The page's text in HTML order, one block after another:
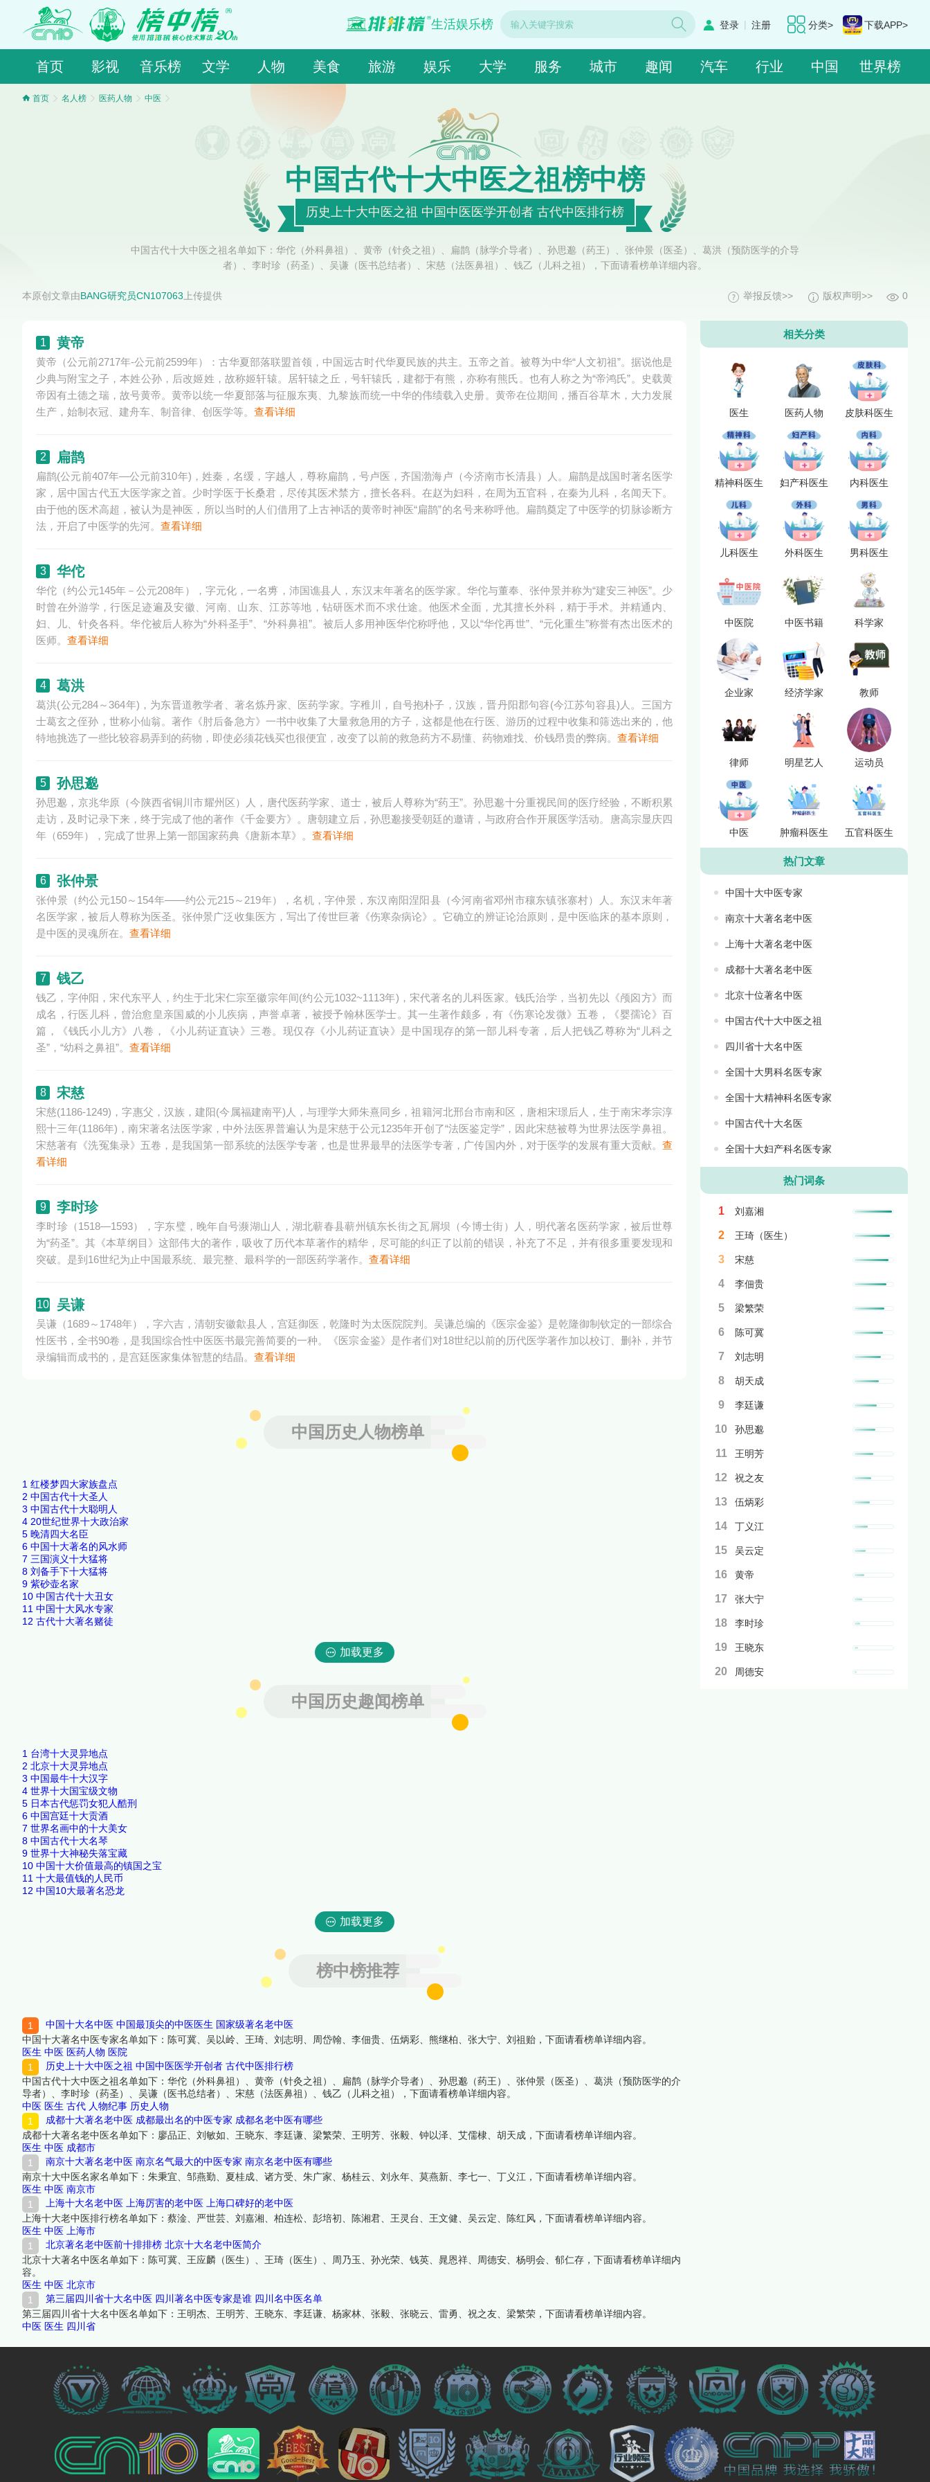
分类> 下载APP>
登录 | 注册
生活娱乐榜
首页 影视 音乐榜 文学 人物 美食 旅游 娱乐 大学 服务 城市 趣闻 汽车 行业 中国 世界榜
首页 名人榜 医药人物 中医
中国古代十大中医之祖榜中榜
历史上十大中医之祖 中国中医医学开创者 古代中医排行榜
中国古代十大中医之祖名单如下：华佗（外科鼻祖）、黄帝（针灸之祖）、扁鹊（脉学介导者）、孙思邈（药王）、张仲景（医圣）、葛洪（预防医学的介导
者）、李时珍（药圣）、吴谦（医书总结者）、宋慈（法医鼻祖）、钱乙（儿科之祖），下面请看榜单详细内容。
本原创文章由BANG研究员CN107063上传提供 0
版权声明>>
举报反馈>>
1 黄帝
黄帝（公元前2717年-公元前2599年）：古华夏部落联盟首领，中国远古时代华夏民族的共主。五帝之首。被尊为中华“人文初祖”。据说他是
少典与附宝之子，本姓公孙，后改姬姓，故称姬轩辕。居轩辕之丘，号轩辕氏，建都于有熊，亦称有熊氏。也有人称之为“帝鸿氏”。史载黄
帝因有土德之瑞，故号黄帝。黄帝以统一华夏部落与征服东夷、九黎族而统一中华的伟绩载入史册。黄帝在位期间，播百谷草木，大力发展
生产，始制衣冠、建舟车、制音律、创医学等。 查看详细
2 扁鹊
扁鹊(公元前407年—公元前310年)，姓秦，名缓，字越人，尊称扁鹊，号卢医，齐国渤海卢（今济南市长清县）人。扁鹊是战国时著名医学
家，居中国古代五大医学家之首。少时学医于长桑君，尽传其医术禁方，擅长各科。在赵为妇科，在周为五官科，在秦为儿科，名闻天下。
由于他的医术高超，被认为是神医，所以当时的人们借用了上古神话的黄帝时神医“扁鹊”的名号来称呼他。扁鹊奠定了中医学的切脉诊断方
法，开启了中医学的先河。 查看详细
3 华佗
华佗（约公元145年－公元208年），字元化，一名旉，沛国谯县人，东汉末年著名的医学家。华佗与董奉、张仲景并称为“建安三神医”。少
时曾在外游学，行医足迹遍及安徽、河南、山东、江苏等地，钻研医术而不求仕途。他医术全面，尤其擅长外科，精于手术。并精通内、
妇、儿、针灸各科。华佗被后人称为“外科圣手”、“外科鼻祖”。被后人多用神医华佗称呼他，又以“华佗再世”、“元化重生”称誉有杰出医术的
医师。 查看详细
4 葛洪
葛洪(公元284～364年)，为东晋道教学者、著名炼丹家、医药学家。字稚川，自号抱朴子，汉族，晋丹阳郡句容(今江苏句容县)人。三国方
士葛玄之侄孙，世称小仙翁。著作《肘后备急方》一书中收集了大量救急用的方子，这都是他在行医、游历的过程中收集和筛选出来的，他
特地挑选了一些比较容易弄到的药物，即使必须花钱买也很便宜，改变了以前的救急药方不易懂、药物难找、价钱昂贵的弊病。 查看详细
5 孙思邈
孙思邈，京兆华原（今陕西省铜川市耀州区）人，唐代医药学家、道士，被后人尊称为“药王”。孙思邈十分重视民间的医疗经验，不断积累
走访，及时记录下来，终于完成了他的著作《千金要方》。唐朝建立后，孙思邈接受朝廷的邀请，与政府合作开展医学活动。唐高宗显庆四
年（659年），完成了世界上第一部国家药典《唐新本草》。 查看详细
6 张仲景
张仲景（约公元150～154年——约公元215～219年），名机，字仲景，东汉南阳涅阳县（今河南省邓州市穰东镇张寨村）人。东汉末年著
名医学家，被后人尊称为医圣。张仲景广泛收集医方，写出了传世巨著《伤寒杂病论》。它确立的辨证论治原则，是中医临床的基本原则，
是中医的灵魂所在。 查看详细
7 钱乙
钱乙，字仲阳，宋代东平人，约生于北宋仁宗至徽宗年间(约公元1032~1113年)，宋代著名的儿科医家。钱氏治学，当初先以《颅囟方》而
成名，行医儿科，曾治愈皇亲国威的小儿疾病，声誉卓著，被授予翰林医学士。其一生著作颇多，有《伤寒论发微》五卷，《婴孺论》百
篇，《钱氏小儿方》八卷，《小儿药证直诀》三卷。现仅存《小儿药证直诀》是中国现存的第一部儿科专著，后人把钱乙尊称为“儿科之
圣”，“幼科之鼻祖”。 查看详细
8 宋慈
宋慈(1186-1249)，字惠父，汉族，建阳(今属福建南平)人，与理学大师朱熹同乡，祖籍河北邢台市南和区，唐相宋璟后人，生于南宋孝宗淳
熙十三年(1186年)，南宋著名法医学家，中外法医界普遍认为是宋慈于公元1235年开创了“法医鉴定学”，因此宋慈被尊为世界法医学鼻祖。
宋慈著有《洗冤集录》五卷，是我国第一部系统的法医学专著，也是世界最早的法医学专著，广传国内外，对于医学的发展有重大贡献。 查
看详细
9 李时珍
李时珍（1518—1593），字东璧，晚年自号濒湖山人，湖北蕲春县蕲州镇东长街之瓦屑坝（今博士街）人，明代著名医药学家，被后世尊
为“药圣”。其《本草纲目》这部伟大的著作，吸收了历代本草著作的精华，尽可能的纠正了以前的错误，补充了不足，并有很多重要发现和
突破。是到16世纪为止中国最系统、最完整、最科学的一部医药学著作。 查看详细
10 吴谦
吴谦（1689～1748年），字六吉，清朝安徽歙县人，宫廷御医，乾隆时为太医院院判。吴谦总编的《医宗金鉴》是乾隆御制钦定的一部综合
性医书，全书90卷，是我国综合性中医医书最完善简要的一种。《医宗金鉴》是作者们对18世纪以前的历代医学著作加以校订、删补，并节
录编辑而成书的，是宫廷医家集体智慧的结晶。 查看详细
中国历史人物榜单
1 红楼梦四大家族盘点
2 中国古代十大圣人
3 中国古代十大聪明人
4 20世纪世界十大政治家
5 晚清四大名臣
6 中国十大著名的风水师
7 三国演义十大猛将
8 刘备手下十大猛将
9 紫砂壶名家
10 中国古代十大丑女
11 中国十大风水专家
12 古代十大著名赌徒
加载更多
中国历史趣闻榜单
1 台湾十大灵异地点
2 北京十大灵异地点
3 中国最牛十大汉字
4 世界十大国宝级文物
5 日本古代惩罚女犯人酷刑
6 中国宫廷十大贡酒
7 世界名画中的十大美女
8 中国古代十大名琴
9 世界十大神秘失落宝藏
10 中国十大价值最高的镇国之宝
11 十大最值钱的人民币
12 中国10大最著名恐龙
加载更多
榜中榜推荐
中国十大名中医 中国最顶尖的中医医生 国家级著名老中医
中国十大著名中医专家名单如下：陈可冀、吴以岭、王琦、刘志明、周岱翰、李佃贵、伍炳彩、熊继柏、张大宁、刘祖贻，下面请看榜单详细内容。
医生 中医 医药人物 医院
历史上十大中医之祖 中国中医医学开创者 古代中医排行榜
中国古代十大中医之祖名单如下：华佗（外科鼻祖）、黄帝（针灸之祖）、扁鹊（脉学介导者）、孙思邈（药王）、张仲景（医圣）、葛洪（预防医学的介
导者）、李时珍（药圣）、吴谦（医书总结者）、宋慈（法医鼻祖）、钱乙（儿科之祖），下面请看榜单详细内容。
中医 医生 古代 人物纪事 历史人物
成都十大著名老中医 成都最出名的中医专家 成都名老中医有哪些
成都十大著名老中医名单如下：廖品正、刘敏如、王晓东、李廷谦、梁繁荣、王明芳、张毅、钟以泽、艾儒棣、胡天成，下面请看榜单详细内容。
医生 中医 成都市
南京十大著名老中医 南京名气最大的中医专家 南京名老中医有哪些
南京十大中医名家名单如下：朱秉宜、邹燕勤、夏桂成、诸方受、朱广家、杨桂云、刘永年、莫燕新、李七一、丁义江，下面请看榜单详细内容。
医生 中医 南京市
上海十大名老中医 上海厉害的老中医 上海口碑好的老中医
上海十大老中医排行榜名单如下：蔡淦、严世芸、刘嘉湘、柏连松、彭培初、陈湘君、王灵台、王文健、吴云定、陈红风，下面请看榜单详细内容。
医生 中医
上海市
北京著名老中医前十排排榜 北京十大名老中医简介
北京十大著名中医名单如下：陈可冀、王应麟（医生）、王琦（医生）、周乃玉、孙光荣、钱英、晁恩祥、周德安、杨明会、郁仁存，下面请看榜单详细内
容。
医生 中医 北京市
第三届四川省十大名中医 四川著名中医专家是谁 四川名中医名单
第三届四川省十大名中医名单如下：王明杰、王明芳、王晓东、李廷谦、杨家林、张毅、张晓云、雷勇、祝之友、梁繁荣，下面请看榜单详细内容。
中医 医生 四川省
相关分类
医生 医药人物 皮肤科医生
精神科医生 妇产科医生 内科医生
儿科医生 外科医生 男科医生
中医院 中医书籍 科学家
企业家 经济学家 教师
律师 明星艺人 运动员
中医 肿瘤科医生 五官科医生
热门文章
中国十大中医专家
南京十大著名老中医
上海十大著名老中医
成都十大著名老中医
北京十位著名中医
中国古代十大中医之祖
四川省十大名中医
全国十大男科名医专家
全国十大精神科名医专家
中国古代十大名医
全国十大妇产科名医专家
热门词条
1 刘嘉湘
2 王琦（医生）
3 宋慈
4 李佃贵
5 梁繁荣
6 陈可冀
7 刘志明
8 胡天成
9 李廷谦
10 孙思邈
11 王明芳
12 祝之友
13 伍炳彩
14 丁义江
15 吴云定
16 黄帝
17 张大宁
18 李时珍
19 王晓东
20 周德安